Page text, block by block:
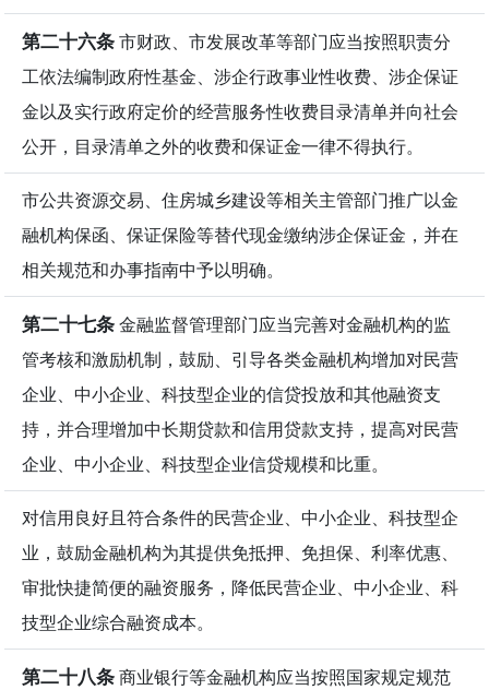
第二十六条市财政、市发展改革等部门应当按照职责分
工依法编制政府性基金、涉企行政事业性收费、涉企保证
金以及实行政府定价的经营服务性收费目录清单并向社会
公开，目录清单之外的收费和保证金一律不得执行。
市公共资源交易、住房城乡建设等相关主管部门推广以金
融机构保函、保证保险等替代现金缴纳涉企保证金，并在
相关规范和办事指南中予以明确。
第二十七条金融监督管理部门应当完善对金融机构的监
管考核和激励机制，鼓励、引导各类金融机构增加对民营
企业、中小企业、科技型企业的信贷投放和其他融资支
持，并合理增加中长期贷款和信用贷款支持，提高对民营
企业、中小企业、科技型企业信贷规模和比重。
对信用良好且符合条件的民营企业、中小企业、科技型企
业，鼓励金融机构为其提供免抵押、免担保、利率优惠、
审批快捷简便的融资服务，降低民营企业、中小企业、科
技型企业综合融资成本。
第二十八条商业银行等金融机构应当按照国家规定规范